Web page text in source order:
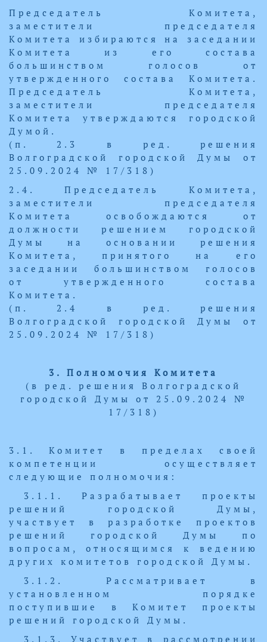
Председатель Комитета,
заместители председателя
Комитета избираются на заседании
Комитета из его состава
большинством голосов от
утвержденного состава Комитета.
Председатель Комитета,
заместители председателя
Комитета утверждаются городской
Думой.
(п. 2.3 в ред. решения
Волгоградской городской Думы от
25.09.2024 № 17/318)
2.4. Председатель Комитета,
заместители председателя
Комитета освобождаются от
должности решением городской
Думы на основании решения
Комитета, принятого на его
заседании большинством голосов
от утвержденного состава
Комитета.
(п. 2.4 в ред. решения
Волгоградской городской Думы от
25.09.2024 № 17/318)
3. Полномочия Комитета
(в ред. решения Волгоградской
городской Думы от 25.09.2024 №
17/318)
3.1. Комитет в пределах своей
компетенции осуществляет
следующие полномочия:
3.1.1. Разрабатывает проекты
решений городской Думы,
участвует в разработке проектов
решений городской Думы по
вопросам, относящимся к ведению
других комитетов городской Думы.
3.1.2. Рассматривает в
установленном порядке
поступившие в Комитет проекты
решений городской Думы.
3.1.3. Участвует в рассмотрении